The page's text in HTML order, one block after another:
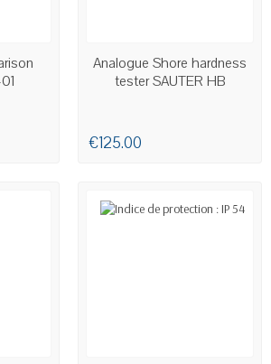
AVAILABLE
Analogue Shore hardness
tester SAUTER HB
€125.00